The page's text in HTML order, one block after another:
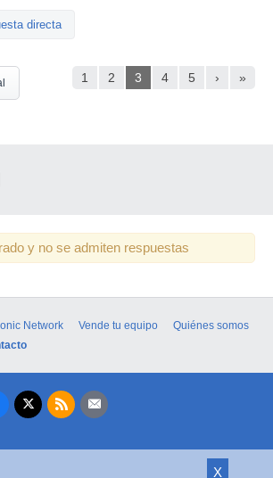
directa
1 2 3 4 5 › »
y no se admiten respuestas
X
Network Vende tu equipo
Quiénes somos